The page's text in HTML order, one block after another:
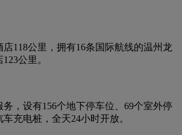
118公里，拥有16条国际航线的温州龙
公里。
，设有156个地下停车位、69个室外停
充电桩，全天24小时开放。